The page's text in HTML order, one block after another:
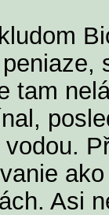
tam
vodou.
Asi